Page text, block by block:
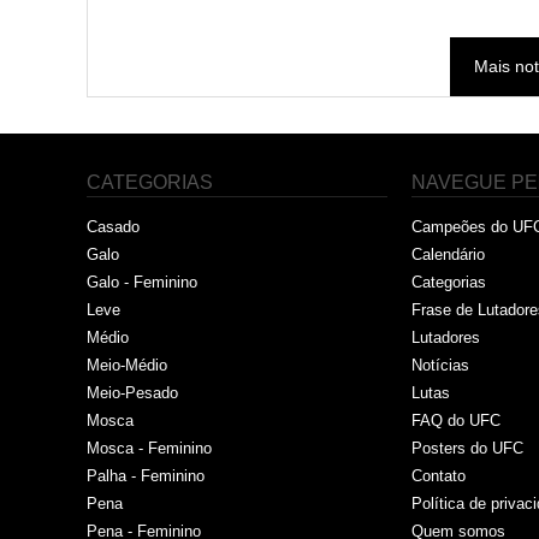
Mais
CATEGORIAS
Casado
Galo
Galo - Feminino
Leve
Médio
Meio-Médio
Meio-Pesado
Mosca
Mosca - Feminino
Palha - Feminino
Pena
Pena - Feminino
NAVEGUE
Campeões do
Calendário
Categorias
Frase de
Lutadores
Notícias
Lutas
FAQ do UFC
Posters do UFC
Contato
Política de
Quem somos